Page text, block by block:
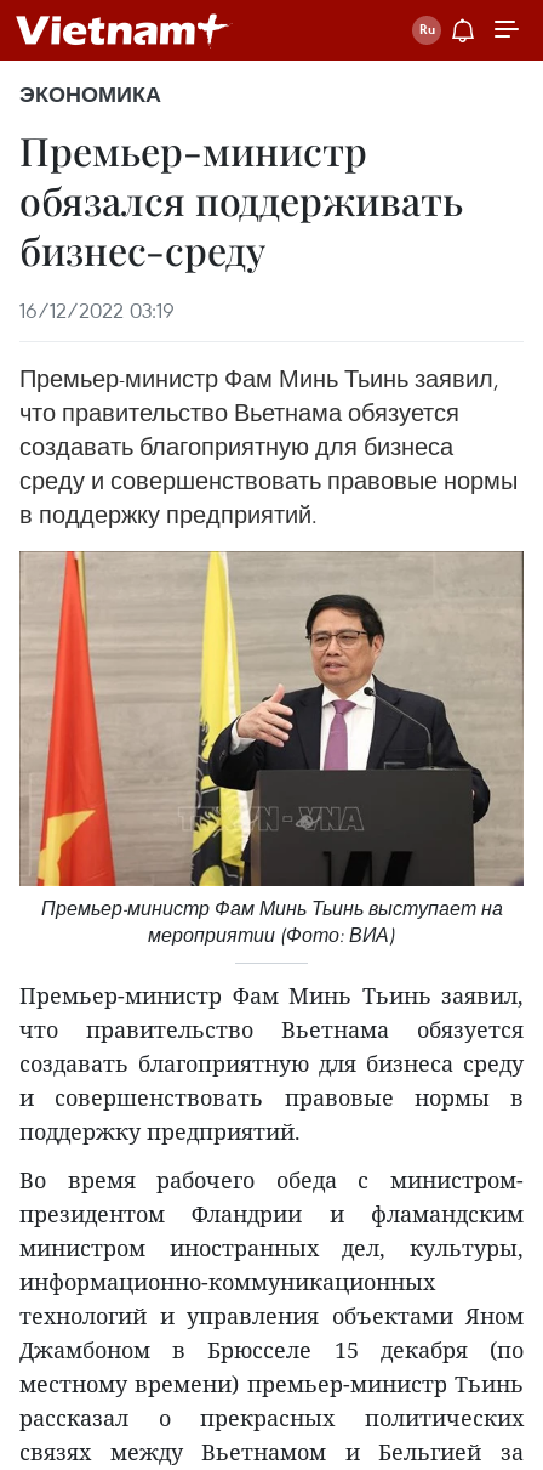
ЭКОНОМИКА
Премьер-министр
обязался поддерживать
бизнес-среду
16/12/2022 03:19
Премьер-министр Фам Минь Тьинь заявил,
что правительство Вьетнама обязуется
создавать благоприятную для бизнеса
среду и совершенствовать правовые нормы
в поддержку предприятий.
Премьер-министр Фам Минь Тьинь выступает на
мероприятии (Фото: ВИА)
Премьер-министр Фам Минь Тьинь заявил,
что правительство Вьетнама обязуется
создавать благоприятную для бизнеса среду
и совершенствовать правовые нормы в
поддержку предприятий.
Во время рабочего обеда с министром-
президентом Фландрии и фламандским
министром иностранных дел, культуры,
информационно-коммуникационных
технологий и управления объектами Яном
Джамбоном в Брюсселе 15 декабря (по
местному времени) премьер-министр Тьинь
рассказал о прекрасных политических
связях между Вьетнамом и Бельгией за